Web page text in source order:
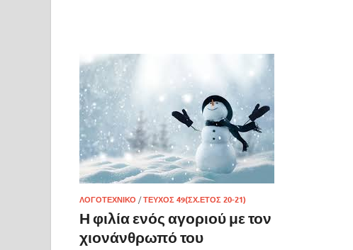
ΛΟΓΟΤΕΧΝΙΚΌ /ΤΕΎΧΟΣ 49(ΣΧ.ΈΤΟΣ 20-21)
Η φιλία ενός αγοριού με τον
χιονάνθρωπό του